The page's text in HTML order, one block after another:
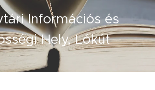
Információs és
Hely, Lókút